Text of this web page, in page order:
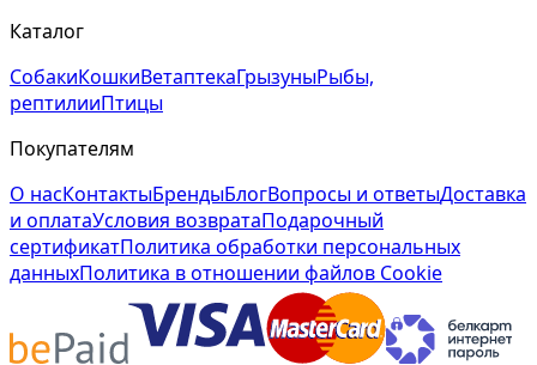
Каталог
СобакиКошкиВетаптекаГрызуныРыбы,
рептилииПтицы
Покупателям
О насКонтактыБрендыБлогВопросы и ответыДоставка
и оплатаУсловия возвратаПодарочный
сертификатПолитика обработки персональных
данныхПолитика в отношении файлов Cookie